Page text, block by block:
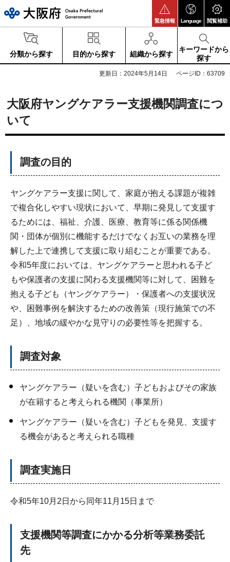
緊急情報 Language 閲覧補助
分類から探す 目的から探す 組織から探す
キーワードから
探す
更新日：2024年5月14日 ページID：63709
大阪府ヤングケアラー支援機関調査につ
いて
調査の目的
ヤングケアラー支援に関して、家庭が抱える課題が複雑
で複合化しやすい現状において、早期に発見して支援す
るためには、福祉、介護、医療、教育等に係る関係機
関・団体が個別に機能するだけでなくお互いの業務を理
解した上で連携して支援に取り組むことが重要である。
令和5年度においては、ヤングケアラーと思われる子ど
もや保護者の支援に関わる支援機関等に対して、困難を
抱える子ども（ヤングケアラー）・保護者への支援状況
や、困難事例を解決するための改善策（現行施策での不
足）、地域の緩やかな見守りの必要性等を把握する。
調査対象
ヤングケアラー（疑いを含む）子どもおよびその家族
が在籍すると考えられる機関（事業所）
ヤングケアラー（疑いを含む）子どもを発見、支援す
る機会があると考えられる職種
調査実施日
令和5年10月2日から同年11月15日まで
支援機関等調査にかかる分析等業務委託
先